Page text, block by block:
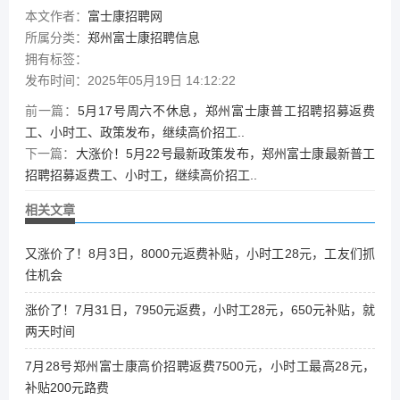
本文作者： 富士康招聘网
所属分类： 郑州富士康招聘信息
拥有标签：
发布时间：2025年05月19日 14:12:22
前一篇： 5月17号周六不休息，郑州富士康普工招聘招募返费
工、小时工、政策发布，继续高价招工..
下一篇： 大涨价！5月22号最新政策发布，郑州富士康最新普工
招聘招募返费工、小时工，继续高价招工..
相关文章
又涨价了！8月3日，8000元返费补贴，小时工28元，工友们抓
住机会
涨价了！7月31日，7950元返费，小时工28元，650元补贴，就
两天时间
7月28号郑州富士康高价招聘返费7500元，小时工最高28元，
补贴200元路费